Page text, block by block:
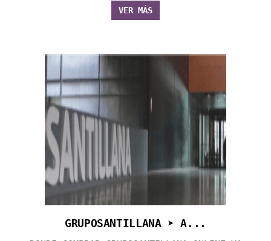
VER MÁS
GRUPOSANTILLANA ➤ A...